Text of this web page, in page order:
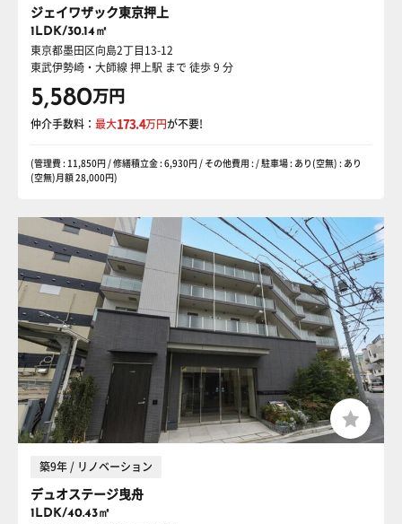
ジェイワザック東京押上
1LDK/30.14㎡
東京都墨田区向島2丁目13-12
東武伊勢崎・大師線 押上駅 まで 徒歩 9 分
5,580万円
仲介手数料： 最大173.4万円が不要!
(管理費 : 11,850円 / 修繕積立金 : 6,930円 / その他費用 : / 駐車場 : あり(空無) : あり
(空無)月額 28,000円)
築9年 / リノベーション
デュオステージ曳舟
1LDK/40.43㎡